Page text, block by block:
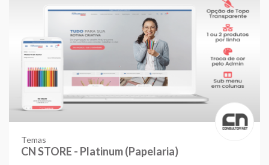
Temas
CN STORE - Platinum (Papelaria)